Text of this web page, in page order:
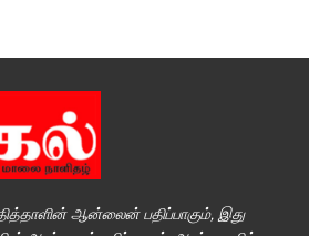
ஆன்லைன் பதிப்பாகும், இது